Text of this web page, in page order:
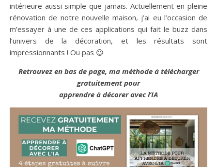
intérieure aussi simple que jamais. Actuellement en pleine
rénovation de notre nouvelle maison, j’ai eu l’occasion de
m’essayer à une de ces applications qui fait le buzz dans
l’univers de la décoration, et les résultats sont
impressionnants ! Ou pas 😉
Retrouvez en bas de page, ma méthode à télécharger
gratuitement pour
apprendre à décorer avec l’IA